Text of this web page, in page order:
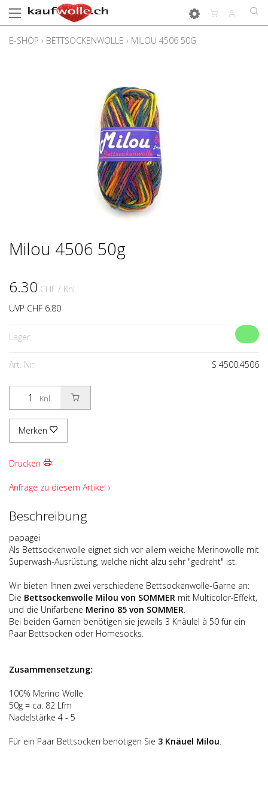
E-SHOP › BETTSOCKENWOLLE › MILOU 4506 50G
Milou 4506 50g
6.30 CHF / Knl.
UVP CHF 6.80
Lager:
Art. Nr: S 4500.4506
Knl.
Merken
Drucken
Anfrage zu diesem Artikel ›
Beschreibung
papagei
Als Bettsockenwolle eignet sich vor allem weiche Merinowolle mit
Superwash-Ausrüstung, welche nicht alzu sehr "gedreht" ist.
Wir bieten Ihnen zwei verschiedene Bettsockenwolle-Garne an:
Die Bettsockenwolle Milou von SOMMER mit Multicolor-Effekt,
und die Unifarbene Merino 85 von SOMMER.
Bei beiden Garnen benötigen sie jeweils 3 Knäulel à 50 für ein
Paar Bettsocken oder Homesocks.
Zusammensetzung:
100% Merino Wolle
50g = ca. 82 Lfm
Nadelstärke 4 - 5
Für ein Paar Bettsocken benötigen Sie 3 Knäuel Milou.